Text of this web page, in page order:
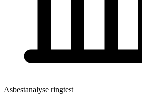
Asbestanalyse ringtest